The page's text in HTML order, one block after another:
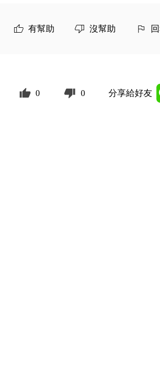
有幫助 沒幫助
0 0 分享給好友